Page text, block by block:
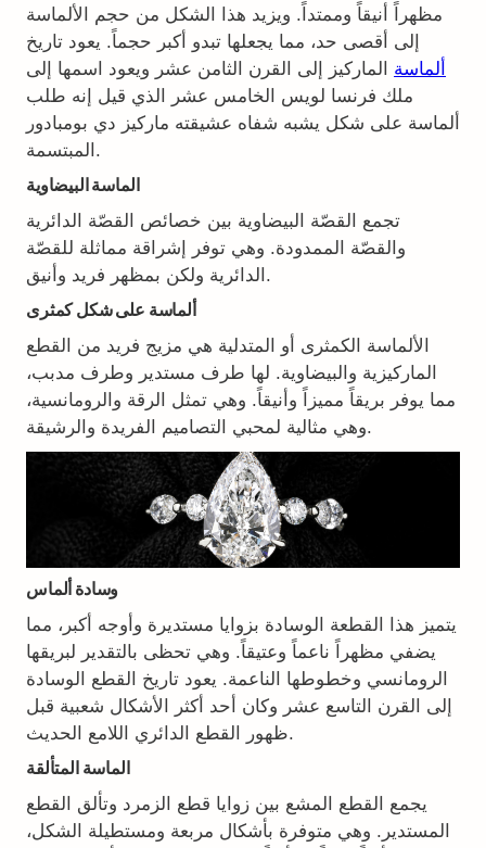
مظهراً أنيقاً وممتداً. ويزيد هذا الشكل من حجم الألماسة
إلى أقصى حد، مما يجعلها تبدو أكبر حجماً. يعود تاريخ
ألماسة الماركيز إلى القرن الثامن عشر ويعود اسمها إلى
ملك فرنسا لويس الخامس عشر الذي قيل إنه طلب
ألماسة على شكل يشبه شفاه عشيقته ماركيز دي بومبادور
المبتسمة.
الماسة البيضاوية
تجمع القصّة البيضاوية بين خصائص القصّة الدائرية
والقصّة الممدودة. وهي توفر إشراقة مماثلة للقصّة
الدائرية ولكن بمظهر فريد وأنيق.
ألماسة على شكل كمثرى
الألماسة الكمثرى أو المتدلية هي مزيج فريد من القطع
الماركيزية والبيضاوية. لها طرف مستدير وطرف مدبب،
مما يوفر بريقاً مميزاً وأنيقاً. وهي تمثل الرقة والرومانسية،
وهي مثالية لمحبي التصاميم الفريدة والرشيقة.
وسادة ألماس
يتميز هذا القطعة الوسادة بزوايا مستديرة وأوجه أكبر، مما
يضفي مظهراً ناعماً وعتيقاً. وهي تحظى بالتقدير لبريقها
الرومانسي وخطوطها الناعمة. يعود تاريخ القطع الوسادة
إلى القرن التاسع عشر وكان أحد أكثر الأشكال شعبية قبل
ظهور القطع الدائري اللامع الحديث.
الماسة المتألقة
يجمع القطع المشع بين زوايا قطع الزمرد وتألق القطع
المستدير. وهي متوفرة بأشكال مربعة ومستطيلة الشكل،